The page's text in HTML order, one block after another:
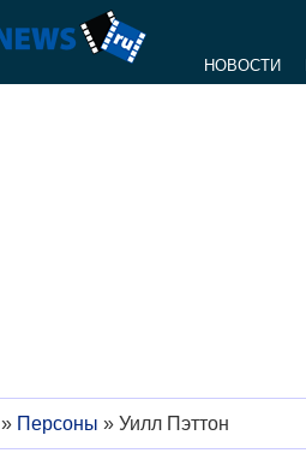
НОВОСТИ
» Персоны » Уилл Пэттон